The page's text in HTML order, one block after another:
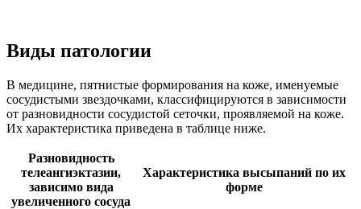
Виды патологии
В медицине, пятнистые формирования на коже, именуемые
сосудистыми звездочками, классифицируются в зависимости
от разновидности сосудистой сеточки, проявляемой на коже.
Их характеристика приведена в таблице ниже.
Разновидность
телеангиэктазии,
зависимо вида
увеличенного сосуда
Характеристика высыпаний по их
форме